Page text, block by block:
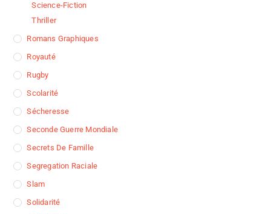
Science-Fiction
Thriller
Romans Graphiques
Royauté
Rugby
Scolarité
Sécheresse
Seconde Guerre Mondiale
Secrets De Famille
Segregation Raciale
Slam
Solidarité